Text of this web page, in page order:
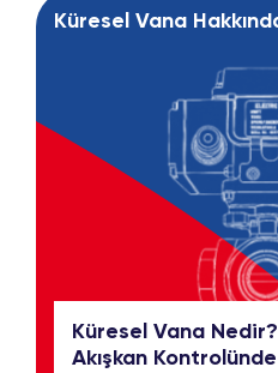
Küresel Vana
Küresel Vana
Akışkan